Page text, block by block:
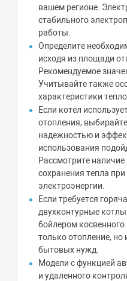
вашем регионе.
стабильного
работы.
Определите
исходя из площади
Рекомендуемое
Учитывайте также
характеристики
Если котел
отопления,
надежностью и
использования
Рассмотрите
сохранения тепла
электроэнергии.
Если требуется
двухконтурные
бойлером косвенного
только отопление, но
бытовых нужд.
Модели с функцией
и удаленного